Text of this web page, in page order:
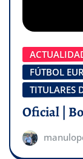
FÚTBOL
TITULARES
Oficial |